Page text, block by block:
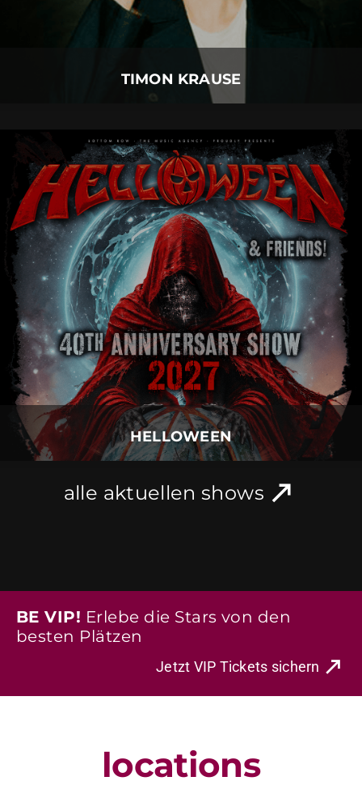
TIMON KRAUSE
Mehr Details
HELLOWEEN
HELLOWEEN
HELLOWEEN
06. August 2027 | Freitag | Neu-Ulm
Mehr Details
alle aktuellen shows
BE VIP! Erlebe die Stars von den
besten Plätzen
Jetzt VIP Tickets sichern
locations